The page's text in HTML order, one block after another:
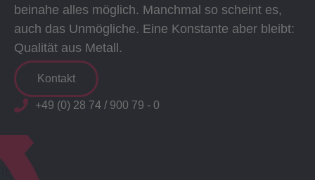
beinahe alles möglich. Manchmal so scheint es,
auch das Unmögliche. Eine Konstante aber bleibt:
Qualität aus Metall.
Kontakt
+49 (0) 28 74 / 900 79 - 0